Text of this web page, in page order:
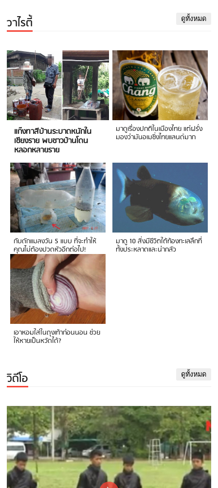
วาไรตี้ ดูทั้งหมด
แก๊งทาสีบ้านระบาดหนักใน
เชียงราย พบชาวบ้านโดน
หลอกหลายราย
มาดูเรื่องปกติในเมืองไทย แต่ฝรั่ง
มองว่ามันอเมซิ่งไทยแลนด์มาก
กับดักแมลงวัน 5 แบบ ที่จะทำให้
คุณไม่ต้องปวดหัวอีกต่อไป!
มาดู 10 สิ่งมีชีวิตใต้ท้องทะเลลึกที่
ทั้งประหลาดและน่ากลัว
เอาหอมใส่ในถุงเท้าก่อนนอน ช่วย
ให้หายเป็นหวัดได้?
วิดีโอ ดูทั้งหมด